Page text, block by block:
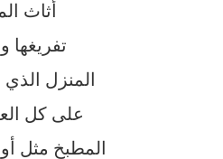
أثاث
تفريغها
المنزل
على كل
المطبخ مثل